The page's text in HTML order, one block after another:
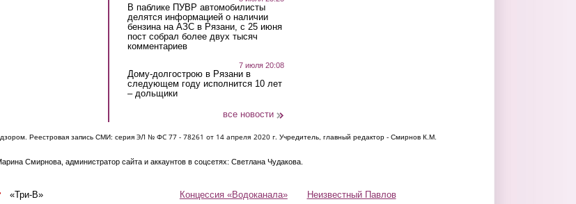
В паблике ПУВР автомобилисты
делятся информацией о наличии
бензина на АЗС в Рязани, с 25 июня
пост собрал более двух тысяч
комментариев
7 июля 20:08
Дому-долгострою в Рязани в
следующем году исполнится 10 лет
– дольщики
все новости
Реестровая запись СМИ: серия ЭЛ № ФС 77 - 78261 от 14 апреля 2020 г. Учредитель, главный редактор - Смирнов К.М.
Смирнова, администратор сайта и аккаунтов в соцсетях: Светлана Чудакова.
Концессия «Водоканала» Неизвестный Павлов
«Три-В»